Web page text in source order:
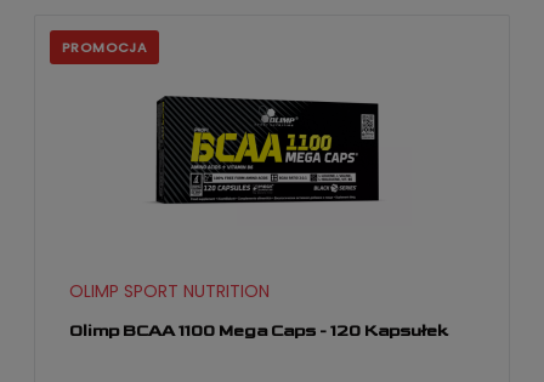
Olimp BCAA 1100 Mega Caps - 120 Kapsułek
OLIMP SPORT NUTRITION
PROMOCJA